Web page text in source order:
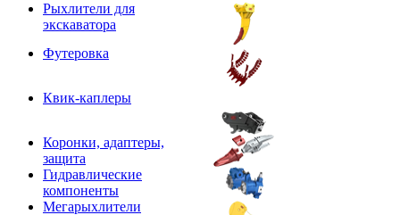
Рыхлители для
экскаватора
Футеровка
Квик-каплеры
Коронки, адаптеры,
защита
Гидравлические
компоненты
Мегарыхлители